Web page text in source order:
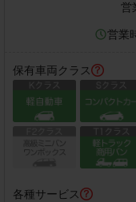
営
営業
保有車両クラス
各種サービス